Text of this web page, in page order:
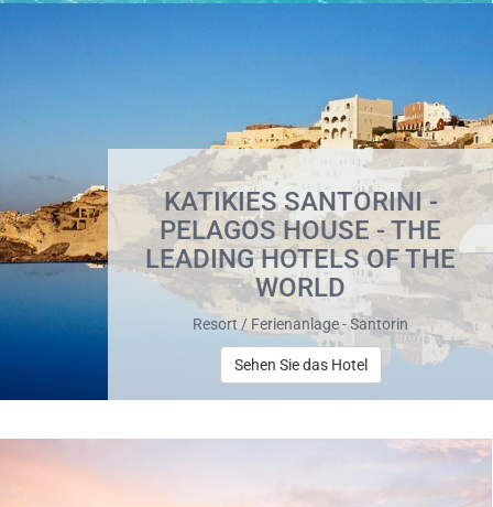
KATIKIES SANTORINI -
PELAGOS HOUSE - THE
LEADING HOTELS OF THE
WORLD
Resort / Ferienanlage - Santorin
Sehen Sie das Hotel